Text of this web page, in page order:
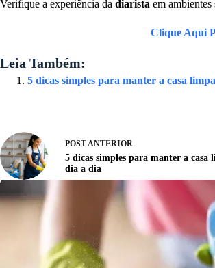
Verifique a experiência da diarista em
Clique Aqui
Leia Também:
5 dicas simples para manter a casa
POSTANTERIOR
5 dicas simples para manter a casa
dia a dia